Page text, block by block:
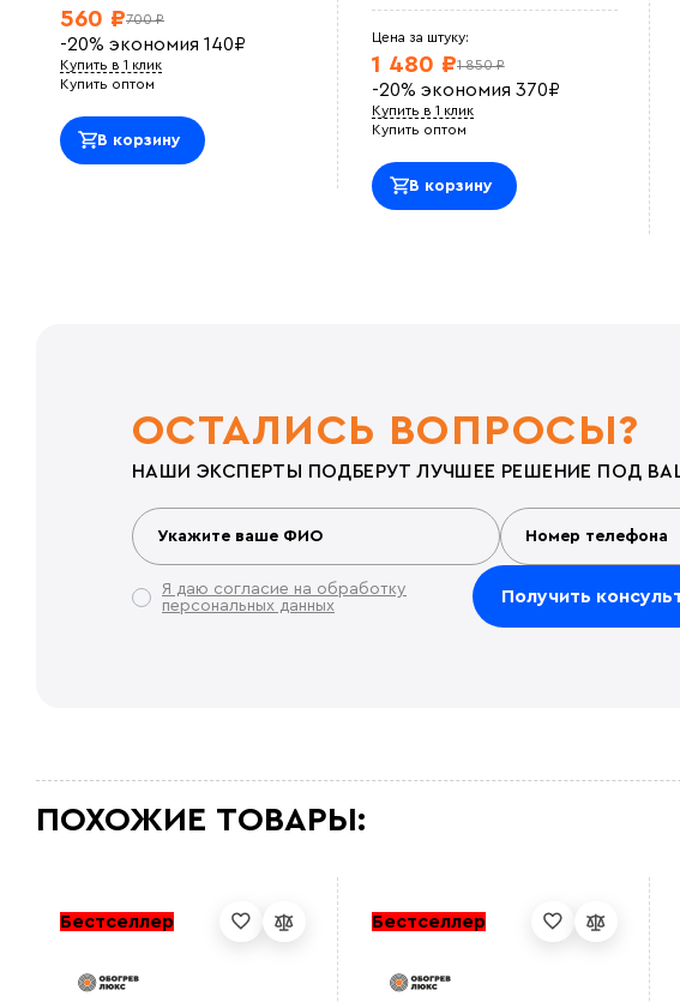
700 ₽
560 ₽
-20% экономия 140₽
Купить в 1 клик
Купить оптом
В корзину
Цена за штуку:
1 850 ₽
1 480 ₽
-20% экономия 370₽
Купить в 1 клик
Купить оптом
В корзину
ОСТАЛИСЬ ВОПРОСЫ?
НАШИ ЭКСПЕРТЫ ПОДБЕРУТ ЛУЧШЕЕ РЕШЕНИЕ ПОД
Я даю согласие на обработку
персональных данных
ПОХОЖИЕ ТОВАРЫ:
Бестселлер Бестселлер